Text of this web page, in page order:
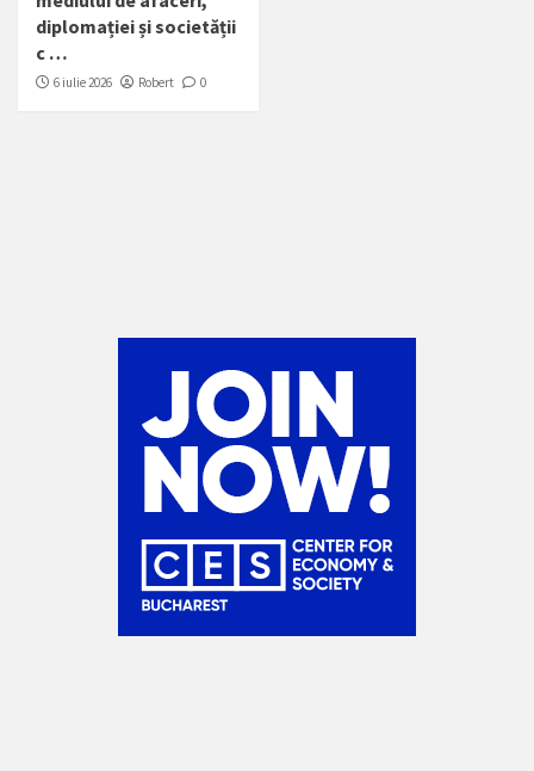
diplomației și societății
c …
6 iulie 2026 Robert 0